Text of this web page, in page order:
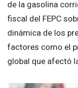
de la gasolina
fiscal del FEPC
dinámica de los
factores como el
global que afectó